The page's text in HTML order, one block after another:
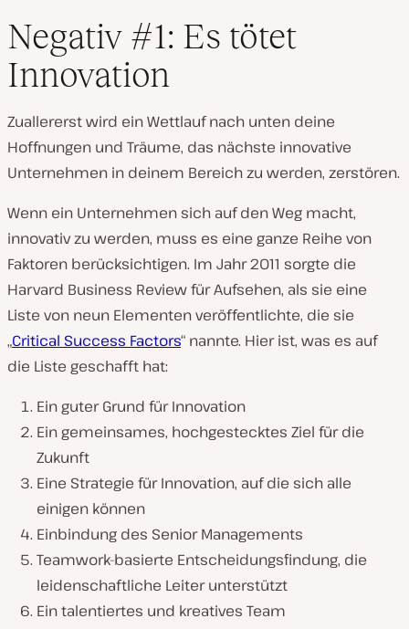
Negativ #1: Es tötet
Innovation
Zuallererst wird ein Wettlauf nach unten deine
Hoffnungen und Träume, das nächste innovative
Unternehmen in deinem Bereich zu werden, zerstören.
Wenn ein Unternehmen sich auf den Weg macht,
innovativ zu werden, muss es eine ganze Reihe von
Faktoren berücksichtigen. Im Jahr 2011 sorgte die
Harvard Business Review für Aufsehen, als sie eine
Liste von neun Elementen veröffentlichte, die sie
„Critical Success Factors“ nannte. Hier ist, was es auf
die Liste geschafft hat:
Ein guter Grund für Innovation
Ein gemeinsames, hochgestecktes Ziel für die
Zukunft
Eine Strategie für Innovation, auf die sich alle
einigen können
Einbindung des Senior Managements
Teamwork-basierte Entscheidungsfindung, die
leidenschaftliche Leiter unterstützt
Ein talentiertes und kreatives Team